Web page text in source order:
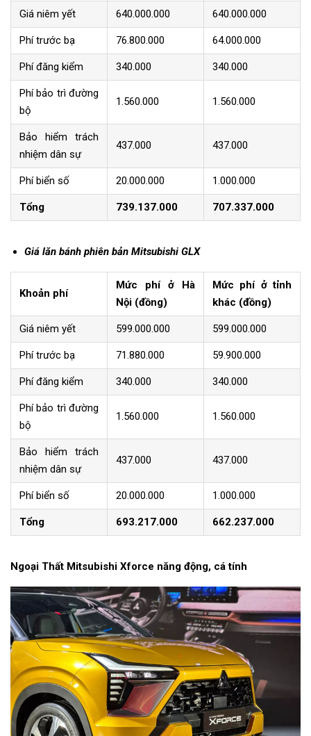
Giá niêm yết 640.000.000 640.000.000
Phí trước bạ 76.800.000 64.000.000
Phí đăng kiểm 340.000 340.000
Phí bảo trì đường
bộ
1.560.000 1.560.000
Bảo hiểm trách
nhiệm dân sự
437.000 437.000
Phí biển số 20.000.000 1.000.000
Tổng 739.137.000 707.337.000
Giá lăn bánh phiên bản Mitsubishi GLX
Khoản phí
Mức phí ở Hà
Nội (đồng)
Mức phí ở tỉnh
khác (đồng)
Giá niêm yết 599.000.000 599.000.000
Phí trước bạ 71.880.000 59.900.000
Phí đăng kiểm 340.000 340.000
Phí bảo trì đường
bộ
1.560.000 1.560.000
Bảo hiểm trách
nhiệm dân sự
437.000 437.000
Phí biển số 20.000.000 1.000.000
Tổng 693.217.000 662.237.000
Ngoại Thất Mitsubishi Xforce năng động, cá tính